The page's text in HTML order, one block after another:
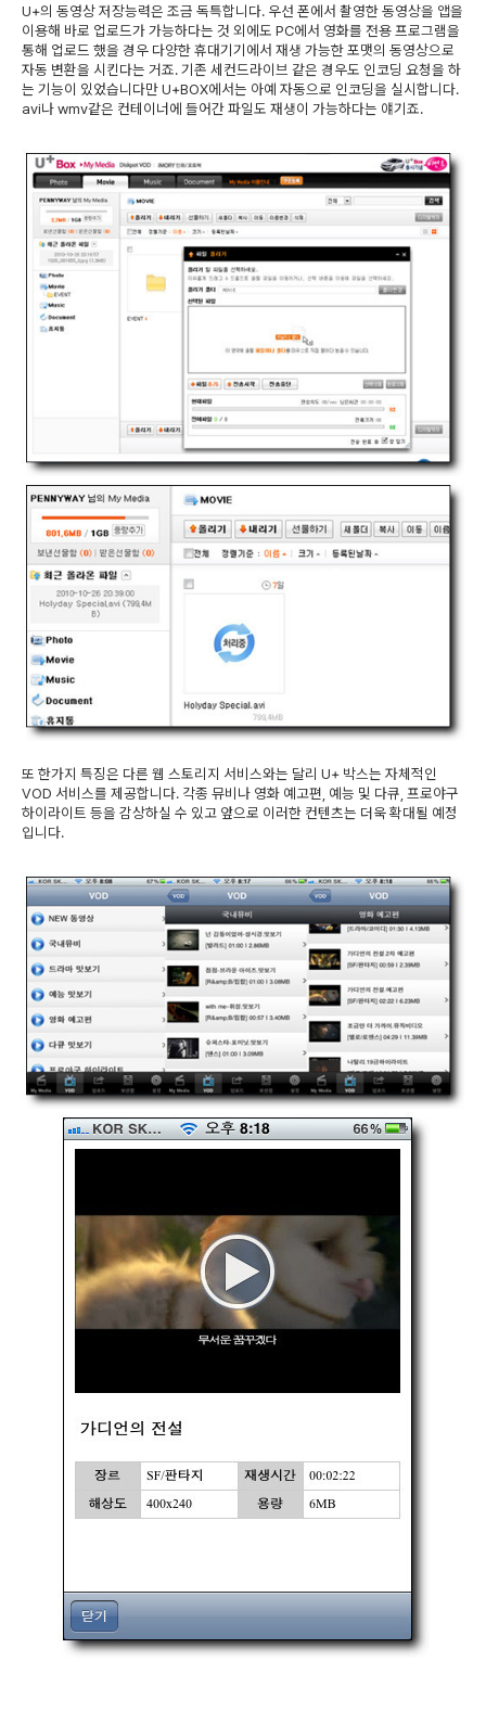
U+의 동영상 저장능력은 조금 독특합니다. 우선 폰에서 촬영한 동영상을 앱을
이용해 바로 업로드가 가능하다는 것 외에도 PC에서 영화를 전용 프로그램을
통해 업로드 했을 경우 다양한 휴대기기에서 재생 가능한 포맷의 동영상으로
자동 변환을 시킨다는 거죠. 기존 세컨드라이브 같은 경우도 인코딩 요청을 하
는 기능이 있었습니다만 U+BOX에서는 아예 자동으로 인코딩을 실시합니다.
avi나 wmv같은 컨테이너에 들어간 파일도 재생이 가능하다는 얘기죠.
또 한가지 특징은 다른 웹 스토리지 서비스와는 달리 U+ 박스는 자체적인
VOD 서비스를 제공합니다. 각종 뮤비나 영화 예고편, 예능 및 다큐, 프로야구
하이라이트 등을 감상하실 수 있고 앞으로 이러한 컨텐츠는 더욱 확대될 예정
입니다.